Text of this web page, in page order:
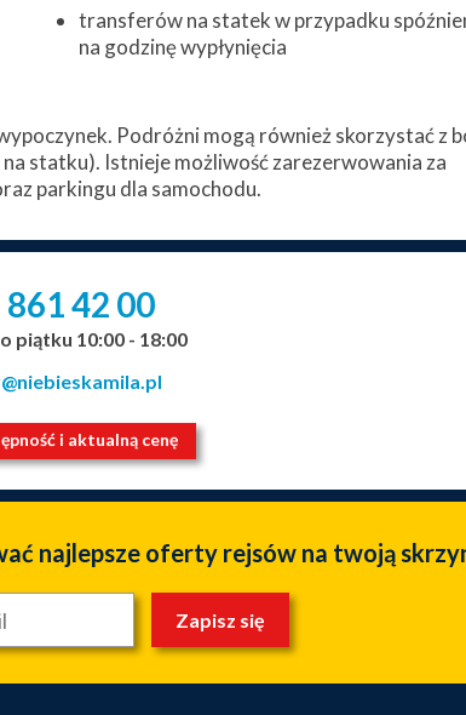
transferów na statek w przypadku
na godzinę wypłynięcia
Podróżni mogą również skorzystać z
statku). Istnieje możliwość zarezerwowania za
parkingu dla samochodu.
86142 00
piątku 10:00 - 18:00
i aktualną cenę
najlepsze oferty rejsów na twoją
Zapisz się